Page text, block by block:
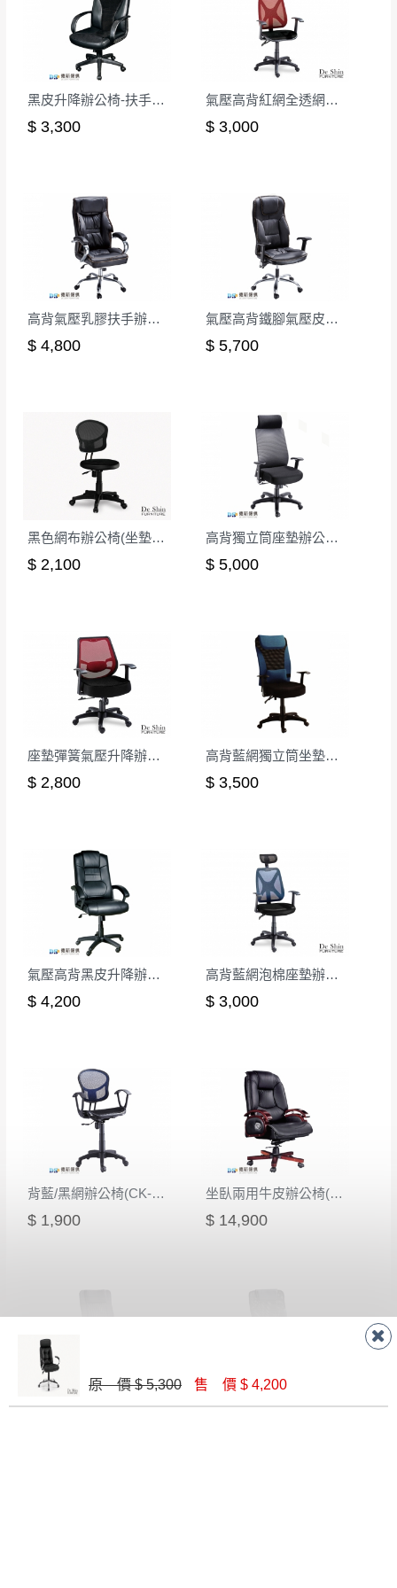
黑皮升降辦公椅-扶手顆粒
$ 3,300
氣壓高背紅網全透網布辦公椅
$ 3,000
高背氣壓乳膠扶手辦公椅(CK-668)
$ 4,800
氣壓高背鐵腳氣壓皮辦公椅
$ 5,700
黑色網布辦公椅(坐墊PU成型泡棉)
$ 2,100
高背獨立筒座墊辦公椅/後仰無段鎖定
$ 5,000
座墊彈簧氣壓升降辦公椅-紅
$ 2,800
高背藍網獨立筒坐墊辦公椅(藍色)
$ 3,500
氣壓高背黑皮升降辦公椅
$ 4,200
高背藍網泡棉座墊辦公椅
$ 3,000
背藍/黑網辦公椅(CK-310-3)
$ 1,900
坐臥兩用牛皮辦公椅(CK-708)
$ 14,900
高背獨立筒座墊氣壓辦公椅 黑皮/黑網氣壓扶手辦公椅(CK-335)
原 價 $ 5,300 售 價 $ 4,200